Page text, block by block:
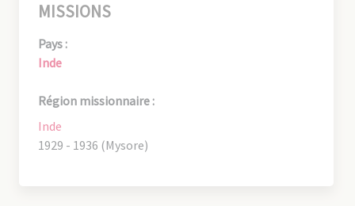
MISSIONS
Pays :
Inde
Région missionnaire :
Inde
1929 - 1936 (Mysore)